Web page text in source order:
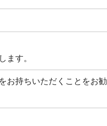
ます。
お持ちいただくことをお勧